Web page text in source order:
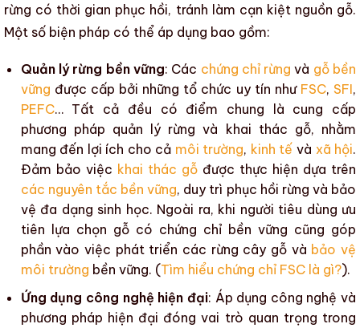
rừng có thời gian phục hồi, tránh làm cạn kiệt nguồn gỗ.
Một số biện pháp có thể áp dụng bao gồm:
Quản lý rừng bền vững: Các chứng chỉ rừng và gỗ bền
vững được cấp bởi những tổ chức uy tín như FSC, SFI,
PEFC… Tất cả đều có điểm chung là cung cấp
phương pháp quản lý rừng và
khai thác gỗ, nhằm
mang đến lợi ích cho cả môi trường, kinh tế và xã hội.
Đảm bảo việc khai thác gỗđược thực hiện dựa trên
các nguyên tắc bền vững, duy trì phục hồi rừng và bảo
vệ đa dạng sinh học. Ngoài ra, khi người tiêu dùng ưu
tiên lựa chọn gỗ có chứng chỉ bền vững cũng góp
phần vào việc phát triển các rừng cây gỗ và bảo vệ
môi trường bền vững. (Tìm hiểu chứng chỉ FSC là gì?).
Ứng dụng công nghệ hiện đại: Áp dụng công nghệ và
phương pháp hiện đại đóng vai trò quan trọng trong